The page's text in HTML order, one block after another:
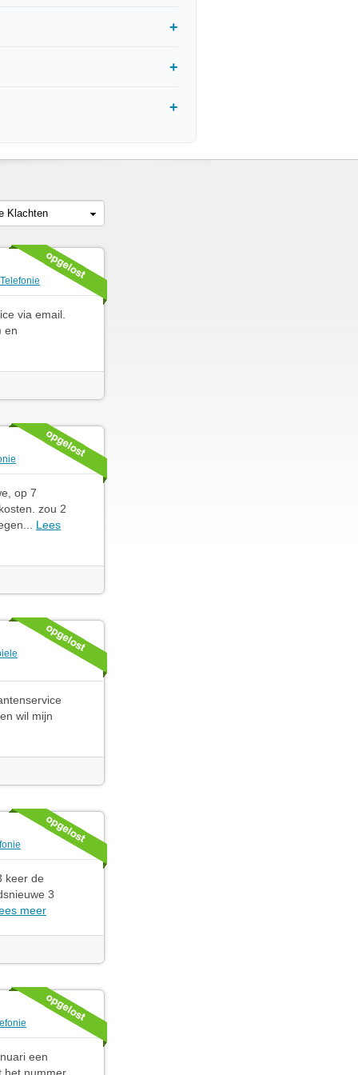
Klachten
via email.
en
op 7
zou 2
Lees
wil mijn
keer de
3
meer
een